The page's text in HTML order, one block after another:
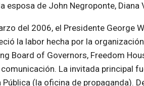
esposa de John Negroponte, Diana
del 2006, el Presidente George
la labor hecha por la
Board of Governors, Freedom
La invitada principal
Pública (la oficina de propaganda).